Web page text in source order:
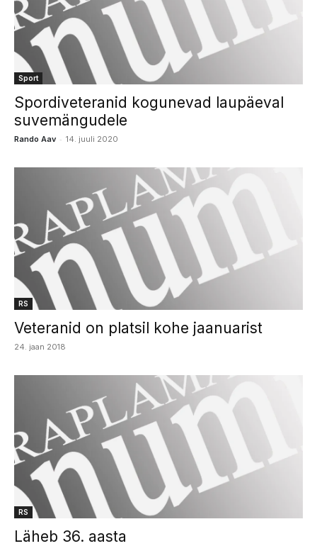
Sport
Spordiveteranid kogunevad laupäeval
suvemängudele
Rando Aav - 14. juuli 2020
RS
Veteranid on platsil kohe jaanuarist
24. jaan 2018
RS
Läheb 36. aasta